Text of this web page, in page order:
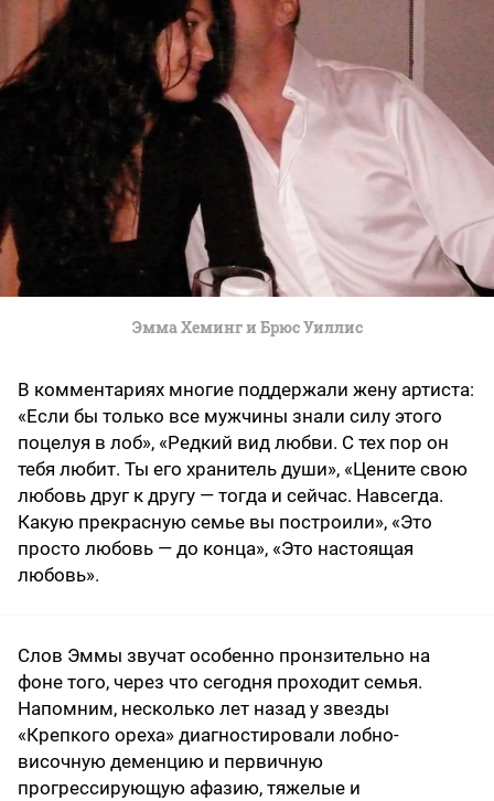
Эмма Хеминг и Брюс Уиллис
В комментариях многие поддержали жену артиста:
«Если бы только все мужчины знали силу этого
поцелуя в лоб», «Редкий вид любви. С тех пор он
тебя любит. Ты его хранитель души», «Цените свою
любовь друг к другу — тогда и сейчас. Навсегда.
Какую прекрасную семье вы построили», «Это
просто любовь — до конца», «Это настоящая
любовь».
Слов Эммы звучат особенно пронзительно на
фоне того, через что сегодня проходит семья.
Напомним, несколько лет назад у звезды
«Крепкого ореха» диагностировали лобно-
височную деменцию и первичную
прогрессирующую афазию, тяжелые и